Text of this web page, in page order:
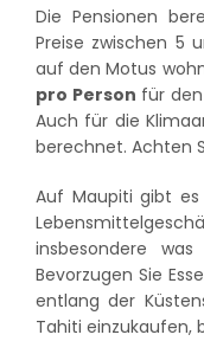
Die Pensionen
Preise zwischen 5
auf den Motus
pro Person für
Auch für die
berechnet. Achten
Auf Maupiti gibt es
insbesondere
Bevorzugen Sie
entlang der
Tahiti einzukaufen,